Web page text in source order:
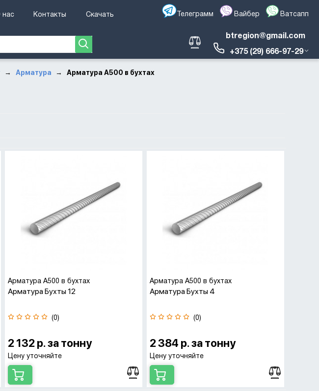
нас Контакты Скачать Телеграмм Вайбер Ватсапп
btregion@gmail.com
+375 (29) 666-97-29
→ Арматура → Арматура А500 в бухтах
Арматура А500 в бухтах
Арматура Бухты 12
(0)
2 132 р. за тонну
Цену уточняйте
Арматура А500 в бухтах
Арматура Бухты 4
(0)
2 384 р. за тонну
Цену уточняйте